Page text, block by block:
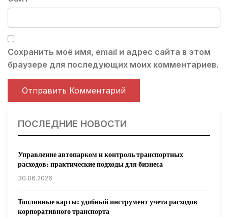
Сохранить моё имя, email и адрес сайта в этом
браузере для последующих моих комментариев.
ПОСЛЕДНИЕ НОВОСТИ
Управление автопарком и контроль транспортных
расходов: практические подходы для бизнеса
30.06.2026
Топливные карты: удобный инструмент учета расходов
корпоративного транспорта